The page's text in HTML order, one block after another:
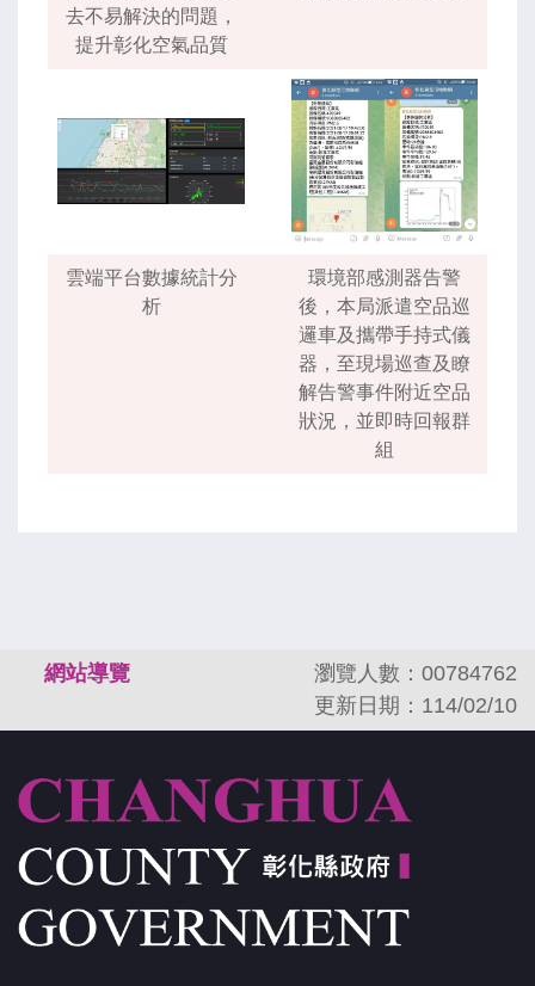
去不易解決的問題，
提升彰化空氣品質
雲端平台數據統計分
析
環境部感測器告警
後，本局派遣空品巡
邏車及攜帶手持式儀
器，至現場巡查及瞭
解告警事件附近空品
狀況，並即時回報群
組
網站導覽
瀏覽人數：00784762
更新日期：114/02/10